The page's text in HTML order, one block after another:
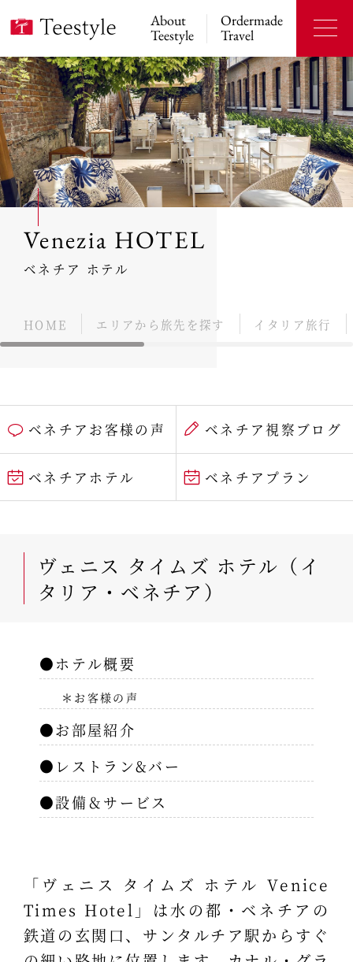
About
Teestyle
Ordermade
Travel
Venezia HOTEL
ベネチア ホテル
HOME エリアから旅先を探す イタリア旅行
ベネチアお客様の声 ベネチア視察ブログ
ベネチアホテル ベネチアプラン
ヴェニス タイムズ ホテル（イ
タリア・ベネチア）
●ホテル概要
＊お客様の声
●お部屋紹介
●レストラン&バー
●設備＆サービス
「ヴェニス タイムズ ホテル Venice
Times Hotel」は水の都・ベネチアの
鉄道の玄関口、サンタルチア駅からすぐ